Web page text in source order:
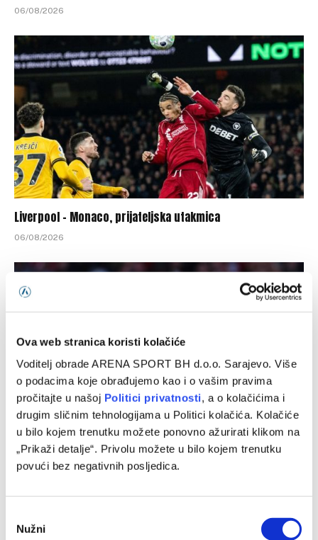
Ova web stranica koristi kolačiće
Voditelj obrade ARENA SPORT BH d.o.o. Sarajevo. Više
o podacima koje obrađujemo kao i o vašim pravima
pročitajte u našoj Politici privatnosti, a o kolačićima i
drugim sličnim tehnologijama u Politici kolačića. Kolačiće
u bilo kojem trenutku možete ponovno ažurirati klikom na
„Prikaži detalje“. Privolu možete u bilo kojem trenutku
povući bez negativnih posljedica.
Selection
Nužni
06/08/2026
Liverpool – Monaco, prijateljska utakmica
06/08/2026
Manchester City – Atletico Madrid, prijateljska utakmica
05/08/2026